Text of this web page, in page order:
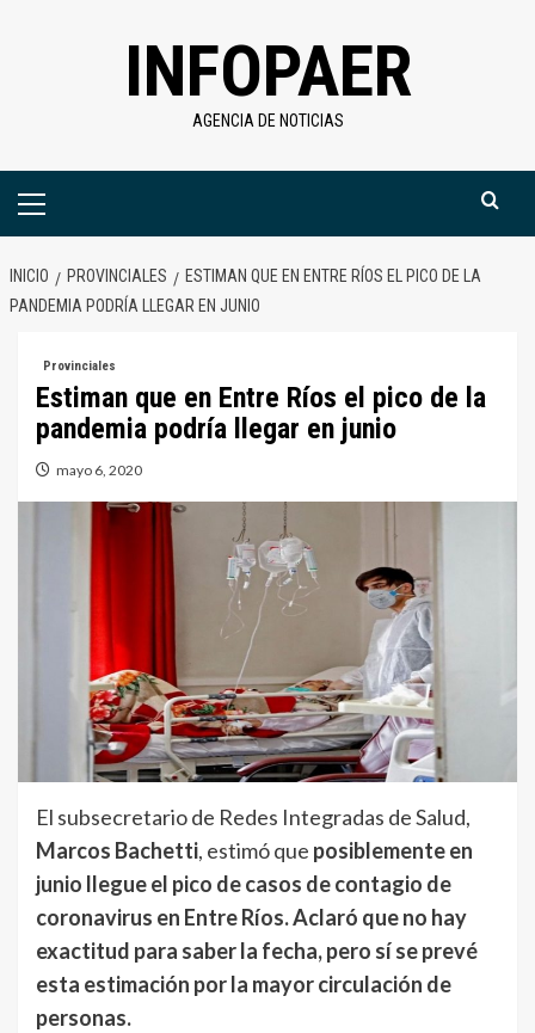
INFOPAER
AGENCIA DE NOTICIAS
Menú
INICIO PROVINCIALES
ESTIMAN QUE EN ENTRE RÍOS EL PICO DE LA
PANDEMIA PODRÍA LLEGAR EN JUNIO
Provinciales
Estiman que en Entre Ríos el pico de la
pandemia podría llegar en junio
mayo 6, 2020
El subsecretario de Redes Integradas de Salud,
Marcos Bachetti, estimó que posiblemente en
junio llegue el pico de casos de contagio de
coronavirus en Entre Ríos. Aclaró que no hay
exactitud para saber la fecha, pero sí se prevé
esta estimación por la mayor circulación de
personas.